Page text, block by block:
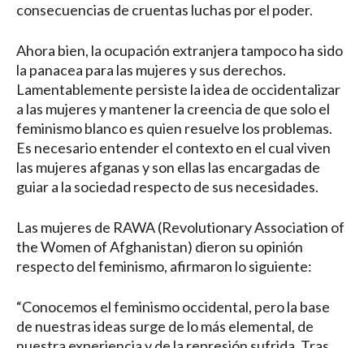
consecuencias de cruentas luchas por el poder.
Ahora bien, la ocupación extranjera tampoco ha sido
la panacea para las mujeres y sus derechos.
Lamentablemente persiste la idea de occidentalizar
a las mujeres y mantener la creencia de que solo el
feminismo blanco es quien resuelve los problemas.
Es necesario entender el contexto en el cual viven
las mujeres afganas y son ellas las encargadas de
guiar a la sociedad respecto de sus necesidades.
Las mujeres de RAWA (Revolutionary Association of
the Women of Afghanistan) dieron su opinión
respecto del feminismo, afirmaron lo siguiente:
“Conocemos el feminismo occidental, pero la base
de nuestras ideas surge de lo más elemental, de